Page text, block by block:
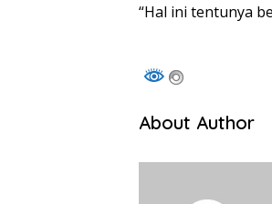
“Hal ini tentunya
About Author